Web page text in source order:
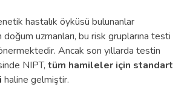
hastalık öyküsü bulunanlar
doğum uzmanları, bu risk gruplarına testi
Ancak son yıllarda testin
NIPT,tüm hamileler için standart
haline gelmiştir.